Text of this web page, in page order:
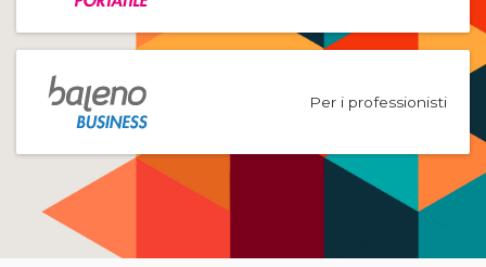
Per i professionisti